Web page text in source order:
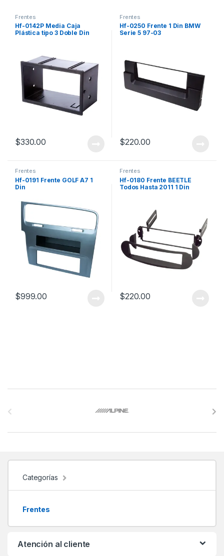
Frentes
Hf-0142P Media Caja
Plástica tipo 3 Doble Din
$330.00
Frentes
Hf-0250 Frente 1 Din BMW
Serie 5 97-03
$220.00
Frentes
Hf-0191 Frente GOLF A7 1
Din
$999.00
Frentes
Hf-0180 Frente BEETLE
Todos Hasta 2011 1 Din
$220.00
Categorías
Frentes
Atención al cliente